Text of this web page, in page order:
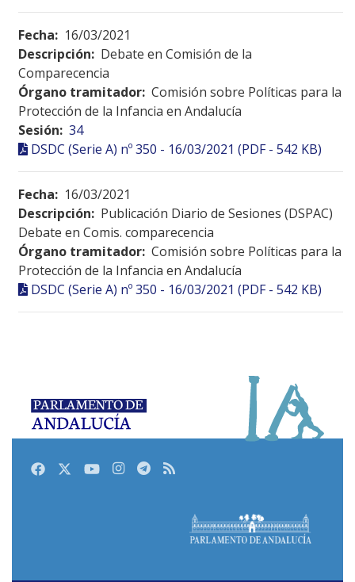
Fecha: 16/03/2021
Descripción: Debate en Comisión de la
Comparecencia
Órgano tramitador: Comisión sobre Políticas para la
Protección de la Infancia en Andalucía
Sesión: 34
DSDC (Serie A) nº 350 - 16/03/2021 (PDF - 542 KB)
Fecha: 16/03/2021
Descripción: Publicación Diario de Sesiones (DSPAC)
Debate en Comis. comparecencia
Órgano tramitador: Comisión sobre Políticas para la
Protección de la Infancia en Andalucía
DSDC (Serie A) nº 350 - 16/03/2021 (PDF - 542 KB)
FacebookTwitterYoutubeInstagram
Telegram
RSS